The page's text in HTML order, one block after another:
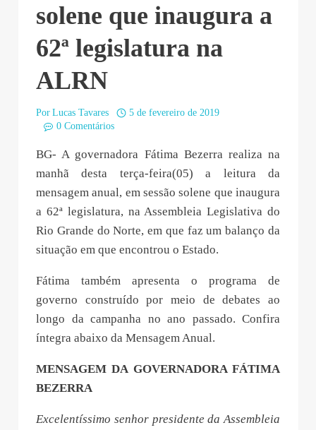
solene que inaugura a
62ª legislatura na
ALRN
Por Lucas Tavares
5 de fevereiro de 2019
0 Comentários
BG- A governadora Fátima Bezerra realiza na
manhã desta terça-feira(05) a leitura da
mensagem anual, em sessão solene que inaugura
a 62ª legislatura, na Assembleia Legislativa do
Rio Grande do Norte, em que faz um balanço da
situação em que encontrou o Estado.
Fátima também apresenta o programa de
governo construído por meio de debates ao
longo da campanha no ano passado. Confira
íntegra abaixo da Mensagem Anual.
MENSAGEM DA GOVERNADORA FÁTIMA
BEZERRA
Excelentíssimo senhor presidente da Assembleia